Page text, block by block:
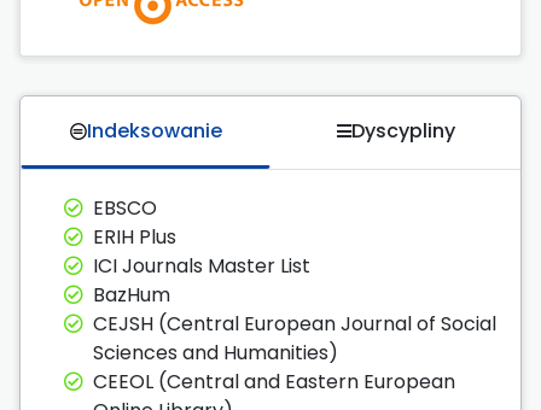
Indeksowanie Dyscypliny
EBSCO
ERIH Plus
ICI Journals Master List
BazHum
CEJSH (Central European Journal of Social
Sciences and Humanities)
CEEOL (Central and Eastern European